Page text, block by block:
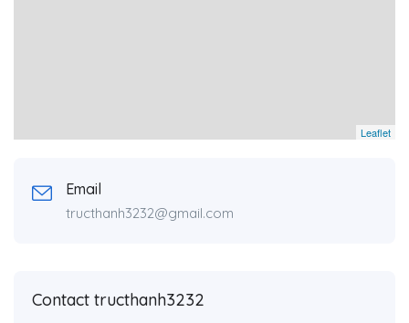
Leaflet
Email
tructhanh3232@gmail.com
Contact tructhanh3232